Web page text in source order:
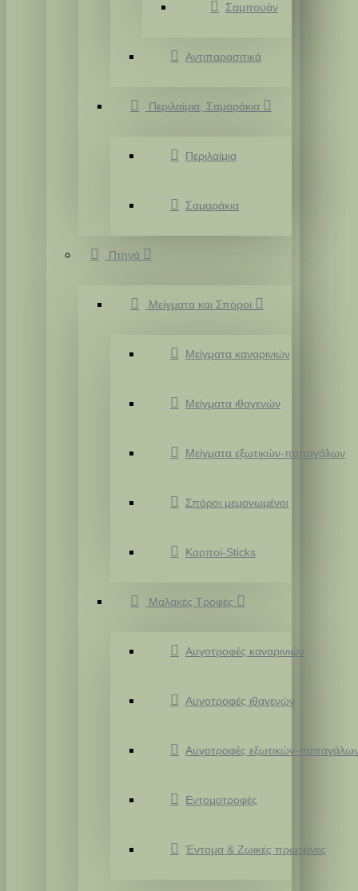
Σαμπουάν
Αντιπαρασιτικά
Περιλαίμια, Σαμαράκια
Περιλαίμια
Σαμαράκια
Πτηνά
Μείγματα και Σπόροι
Μείγματα καναρινιών
Μείγματα ιθαγενών
Μείγματα εξωτικών-παπαγάλων
Σπόροι μεμονωμένοι
Καρποί-Sticks
Μαλακές Τροφές
Αυγοτροφές καναρινιών
Αυγοτροφές ιθαγενών
Αυγοτροφές εξωτικών-
Εντομοτροφές
Έντομα & Ζωικές πρωτεϊνες